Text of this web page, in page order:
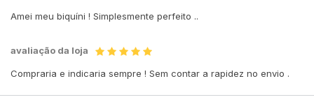
Amei meu biquíni ! Simplesmente perfeito ..
avaliação da loja
Compraria e indicaria sempre ! Sem contar a rapidez no envio .